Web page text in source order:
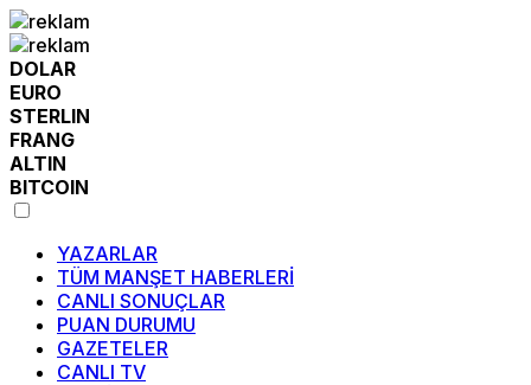
DOLAR
EURO
STERLIN
FRANG
ALTIN
BITCOIN
YAZARLAR
TÜM MANŞET HABERLERİ
CANLI SONUÇLAR
PUAN DURUMU
GAZETELER
CANLI TV